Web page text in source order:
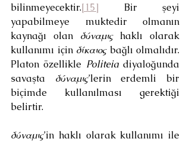
bilinmeyecektir.[15] Bir şeyi
yapabilmeye muktedir olmanın
kaynağı olan δύναμις haklı olarak
kullanımı için δίκαιος bağlı olmalıdır.
Platon özellikle Politeia diyaloğunda
savaşta δύναμις’lerin erdemli bir
biçimde kullanılması gerektiği
belirtir.
δύναμις’in haklı olarak kullanımı ile